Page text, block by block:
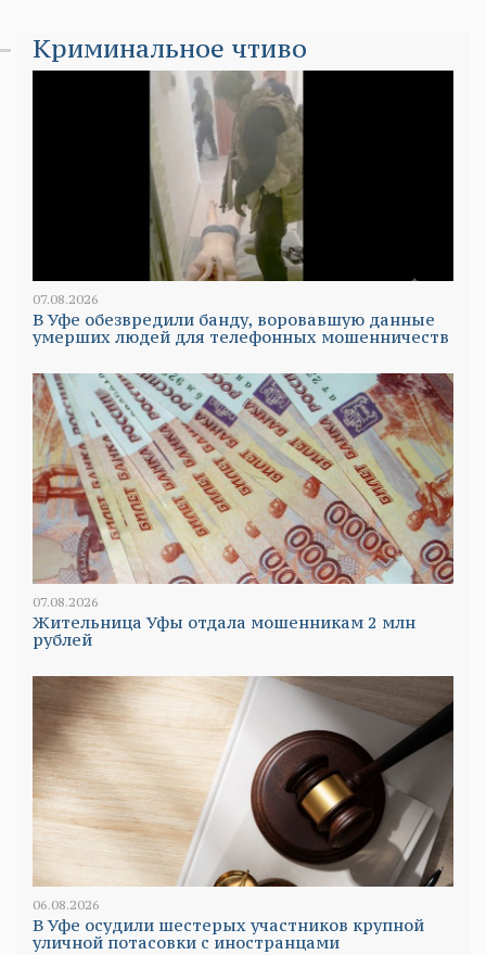
Криминальное чтиво
07.08.2026
В Уфе обезвредили банду, воровавшую данные
умерших людей для телефонных мошенничеств
07.08.2026
Жительница Уфы отдала мошенникам 2 млн
рублей
06.08.2026
В Уфе осудили шестерых участников крупной
уличной потасовки с иностранцами